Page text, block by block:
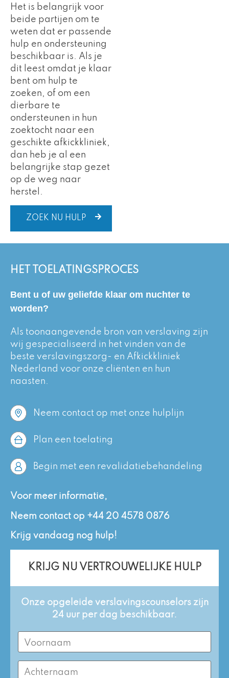
Het is belangrijk voor
beide partijen om te
weten dat er passende
hulp en ondersteuning
beschikbaar is. Als je
dit leest omdat je klaar
bent om hulp te
zoeken, of om een
dierbare te
ondersteunen in hun
zoektocht naar een
geschikte afkickkliniek,
dan heb je al een
belangrijke stap gezet
op de weg naar
herstel.
ZOEK NU HULP
HET TOELATINGSPROCES
Bent u of uw geliefde klaar om nuchter te
worden?
Als toonaangevende bron van verslaving zijn
wij gespecialiseerd in het vinden van de
beste verslavingszorg- en Afkickkliniek
Nederland voor onze cliënten en hun
naasten.
Neem contact op met onze hulplijn
Plan een toelating
Begin met een revalidatiebehandeling
Voor meer informatie,
Neem contact op +44 20 4578 0876
Krijg vandaag nog hulp!
KRIJG NU VERTROUWELIJKE HULP
Onze opgeleide verslavingscounselors zijn
24 uur per dag beschikbaar.
First
Name
(Required)
Last
Name